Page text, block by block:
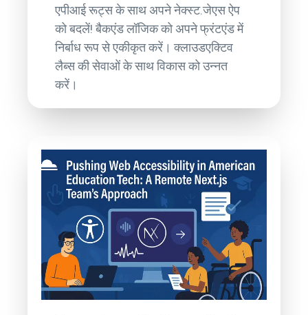
एपीआई रूट्स के साथ अपने नेक्स्ट.जेएस ऐप
को बदलें! बैकएंड लॉजिक को अपने फ्रंटएंड में
निर्बाध रूप से एकीकृत करें। क्लाउडएक्टिव
लैब्स की सेवाओं के साथ विकास को उन्नत
करें।